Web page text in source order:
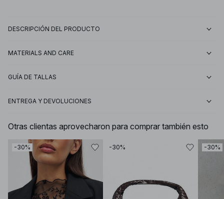
DESCRIPCIÓN DEL PRODUCTO
MATERIALS AND CARE
GUÍA DE TALLAS
ENTREGA Y DEVOLUCIONES
Otras clientas aprovecharon para comprar también esto
-30% -30% -30%